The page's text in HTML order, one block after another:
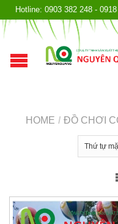
Hotline: 0903 382 248 -
HOME / ĐỒ CHƠI